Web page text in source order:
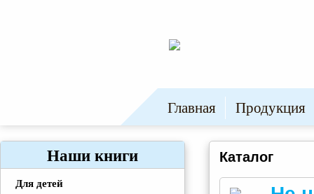
Главная Продукция
Наши книги
Для детей
Каталог